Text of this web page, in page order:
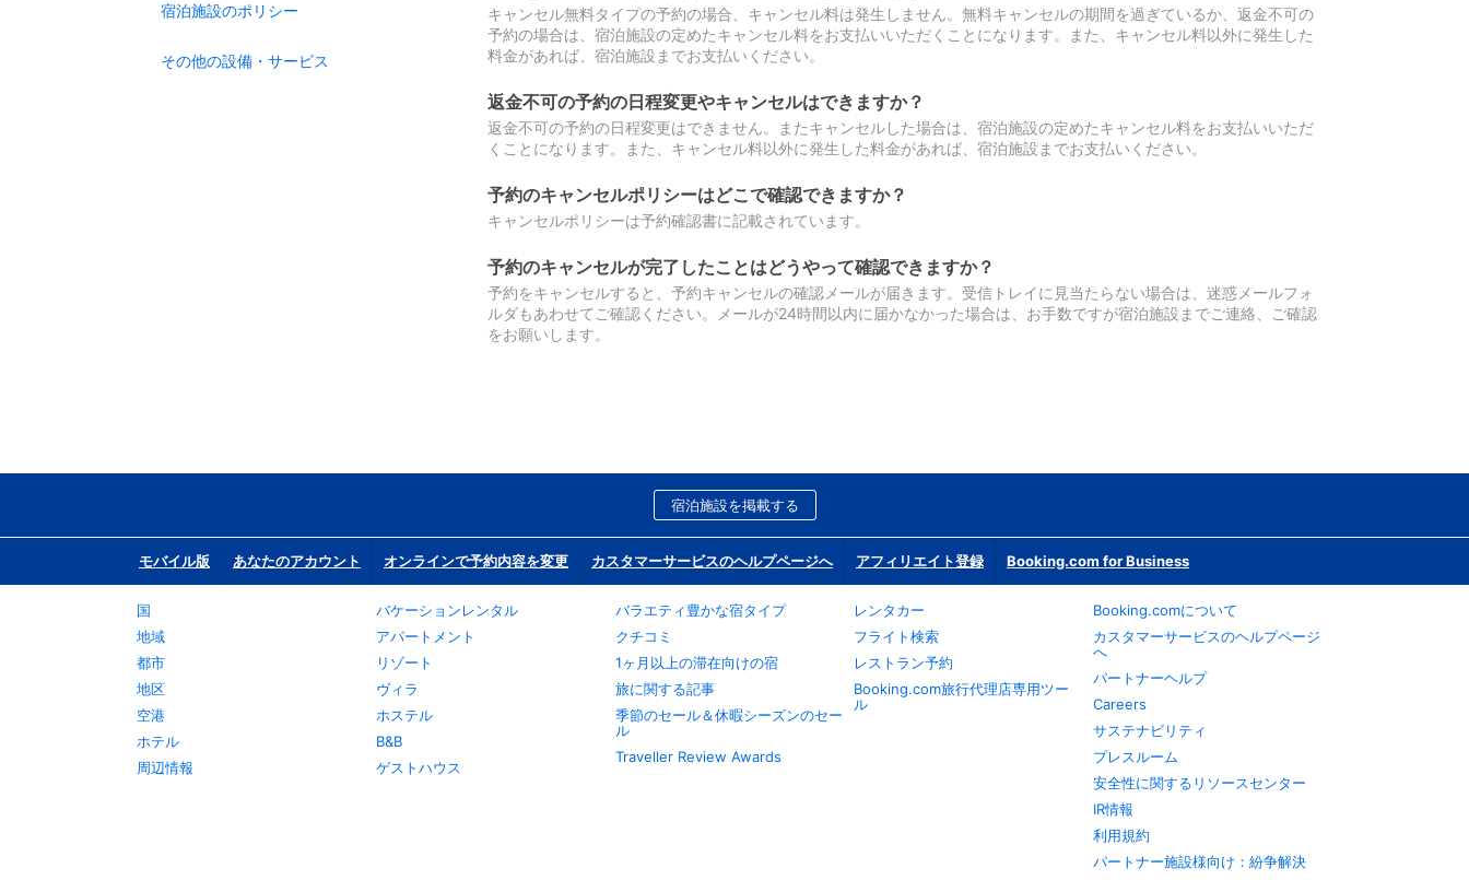
宿泊施設のポリシー
その他の設備・サービス
キャンセル無料タイプの予約の場合、キャンセル料は発生しません。無料キャンセルの期間を過ぎているか、返金不可の
予約の場合は、宿泊施設の定めたキャンセル料をお支払いいただくことになります。また、キャンセル料以外に発生した
料金があれば、宿泊施設までお支払いください。
返金不可の予約の日程変更やキャンセルはできますか？
返金不可の予約の日程変更はできません。またキャンセルした場合は、宿泊施設の定めたキャンセル料をお支払いいただ
くことになります。また、キャンセル料以外に発生した料金があれば、宿泊施設までお支払いください。
予約のキャンセルポリシーはどこで確認できますか？
キャンセルポリシーは予約確認書に記載されています。
予約のキャンセルが完了したことはどうやって確認できますか？
予約をキャンセルすると、予約キャンセルの確認メールが届きます。受信トレイに見当たらない場合は、迷惑メールフォ
ルダもあわせてご確認ください。メールが24時間以内に届かなかった場合は、お手数ですが宿泊施設までご連絡、ご確認
をお願いします。
宿泊施設を掲載する
モバイル版 あなたのアカウント オンラインで予約内容を変更 カスタマーサービスのヘルプページへ アフィリエイト登録 Booking.com for Business
国
地域
都市
地区
空港
ホテル
周辺情報
バケーションレンタル
アパートメント
リゾート
ヴィラ
ホステル
B&B
ゲストハウス
バラエティ豊かな宿タイプ
クチコミ
1ヶ月以上の滞在向けの宿
旅に関する記事
季節のセール＆休暇シーズンのセー
ル
Traveller Review Awards
レンタカー
フライト検索
レストラン予約
Booking.com旅行代理店専用ツー
ル
Booking.comについて
カスタマーサービスのヘルプページ
へ
パートナーヘルプ
Careers
サステナビリティ
プレスルーム
安全性に関するリソースセンター
IR情報
利用規約
パートナー施設様向け：紛争解決